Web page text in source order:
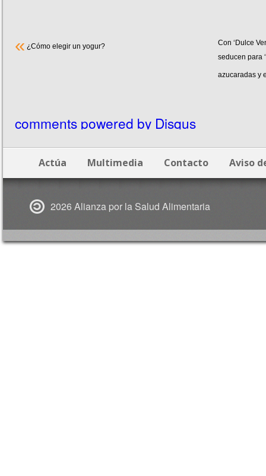
Con ‘Dulce
seducen para
azucaradas y
« ¿Cómo elegir un yogur?
comments powered by Disqus
Actúa Multimedia Contacto Aviso
2026 Alianza por la Salud Alimentaria